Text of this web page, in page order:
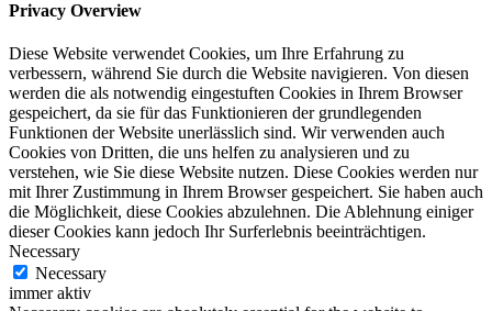
Privacy Overview
Diese Website verwendet Cookies, um Ihre Erfahrung zu
verbessern, während Sie durch die Website navigieren. Von diesen
werden die als notwendig eingestuften Cookies in Ihrem Browser
gespeichert, da sie für das Funktionieren der grundlegenden
Funktionen der Website unerlässlich sind. Wir verwenden auch
Cookies von Dritten, die uns helfen zu analysieren und zu
verstehen, wie Sie diese Website nutzen. Diese Cookies werden nur
mit Ihrer Zustimmung in Ihrem Browser gespeichert. Sie haben auch
die Möglichkeit, diese Cookies abzulehnen. Die Ablehnung einiger
dieser Cookies kann jedoch Ihr Surferlebnis beeinträchtigen.
Necessary
Necessary
immer aktiv